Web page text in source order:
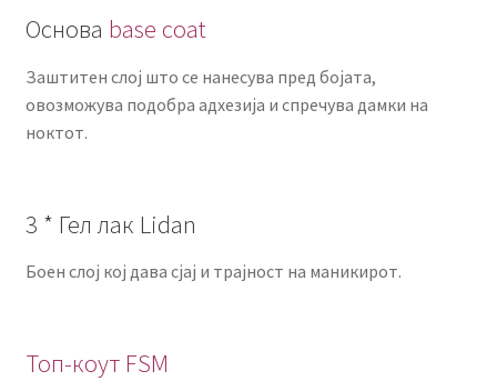
Oснова base coat
Заштитен слој што се нанесува пред бојата,
овозможува подобра адхезија и спречува дамки на
ноктот.
3 * Гел лак Lidan
Боен слој кој дава сјај и трајност на маникирот.
Топ-коут FSM